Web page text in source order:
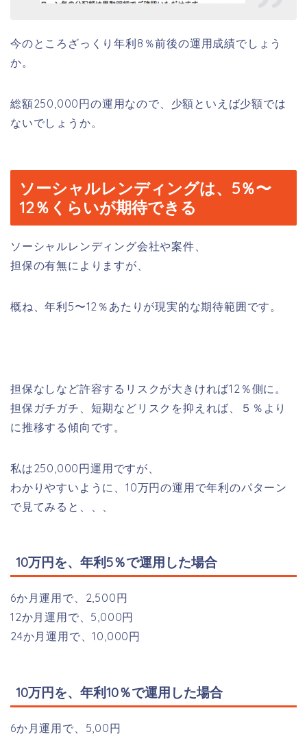
今のところざっくり年利8％前後の運用成績でしょう
か。
総額250,000円の運用なので、少額といえば少額では
ないでしょうか。
ソーシャルレンディングは、5％〜
12％くらいが期待できる
ソーシャルレンディング会社や案件、
担保の有無によりますが、
概ね、年利5〜12％あたりが現実的な期待範囲です。
担保なしなど許容するリスクが大きければ12％側に。
担保ガチガチ、短期などリスクを抑えれば、５％より
に推移する傾向です。
私は250,000円運用ですが、
わかりやすいように、10万円の運用で年利のパターン
で見てみると、、、
10万円を、年利5％で運用した場合
6か月運用で、2,500円
12か月運用で、5,000円
24か月運用で、10,000円
10万円を、年利10％で運用した場合
6か月運用で、5,00円